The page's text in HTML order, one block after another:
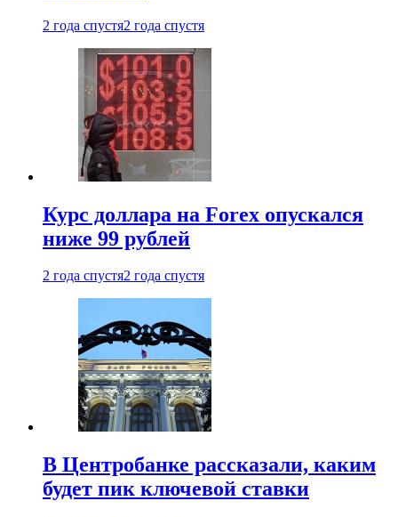
2 года спустя2 года спустя
Курс доллара на Forex опускался
ниже 99 рублей
2 года спустя2 года спустя
В Центробанке рассказали, каким
будет пик ключевой ставки